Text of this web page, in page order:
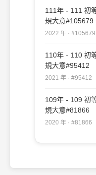
111年 - 111 初
規大意#105679
2022 年 · #105679
110年 - 110 初
規大意#95412
2021 年 · #95412
109年 - 109 初
規大意#81866
2020 年 · #81866